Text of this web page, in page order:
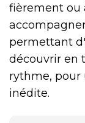
fièrement ou
permettant
découvrir en
rythme, pour
inédite.